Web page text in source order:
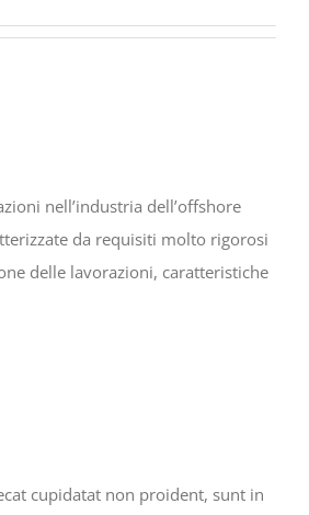
nell’industria dell’offshore
da requisiti molto rigorosi
delle lavorazioni, caratteristiche
cupidatat non proident, sunt in